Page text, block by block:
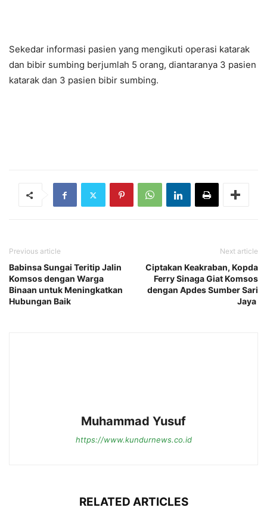
Sekedar informasi pasien yang mengikuti operasi katarak
dan bibir sumbing berjumlah 5 orang, diantaranya 3 pasien
katarak dan 3 pasien bibir sumbing.
Previous article
Babinsa Sungai Teritip Jalin
Komsos dengan Warga
Binaan untuk Meningkatkan
Hubungan Baik
Next article
Ciptakan Keakraban, Kopda
Ferry Sinaga Giat Komsos
dengan Apdes Sumber Sari
Jaya
Muhammad Yusuf
https://www.kundurnews.co.id
RELATED ARTICLES